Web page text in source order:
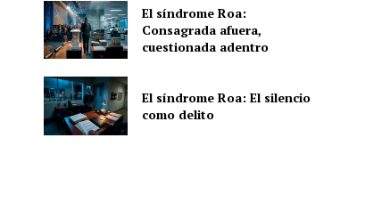
El síndrome Roa:
Consagrada afuera,
cuestionada adentro
El síndrome Roa: El silencio
como delito